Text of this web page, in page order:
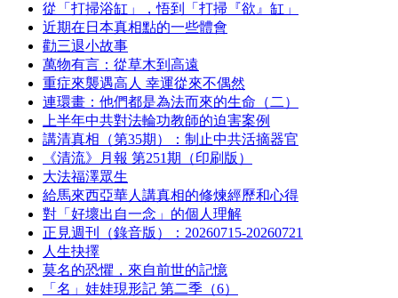
從「打掃浴缸」，悟到「打掃『欲』缸」
近期在日本真相點的一些體會
勸三退小故事
萬物有言：從草木到高遠
重症來襲遇高人 幸運從來不偶然
連環畫：他們都是為法而來的生命（二）
上半年中共對法輪功教師的迫害案例
講清真相（第35期）：制止中共活摘器官
《清流》月報 第251期（印刷版）
大法福澤眾生
給馬來西亞華人講真相的修煉經歷和心得
對「好壞出自一念」的個人理解
正見週刊（錄音版）：20260715-20260721
人生抉擇
莫名的恐懼，來自前世的記憶
「名」娃娃現形記 第二季（6）